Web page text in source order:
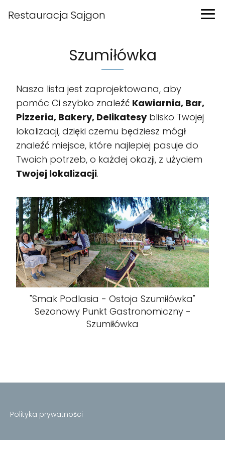
Restauracja Sajgon
Szumiłówka
Nasza lista jest zaprojektowana, aby
pomóc Ci szybko znaleźć Kawiarnia, Bar,
Pizzeria, Bakery, Delikatesyblisko Twojej
lokalizacji, dzięki czemu będziesz mógł
znaleźć miejsce, które najlepiej pasuje do
Twoich potrzeb, o każdej okazji, z użyciem
Twojej lokalizacji.
"Smak Podlasia - Ostoja Szumiłówka"
Sezonowy Punkt Gastronomiczny -
Szumiłówka
Polityka prywatności